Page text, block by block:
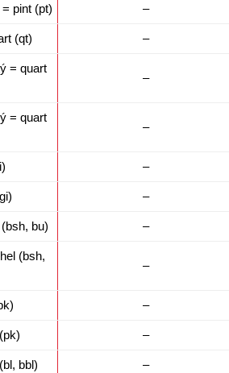
pint (pt) –
(qt) –
= quart
–
= quart
–
–
–
bu) –
(bsh,
–
–
–
bbl) –